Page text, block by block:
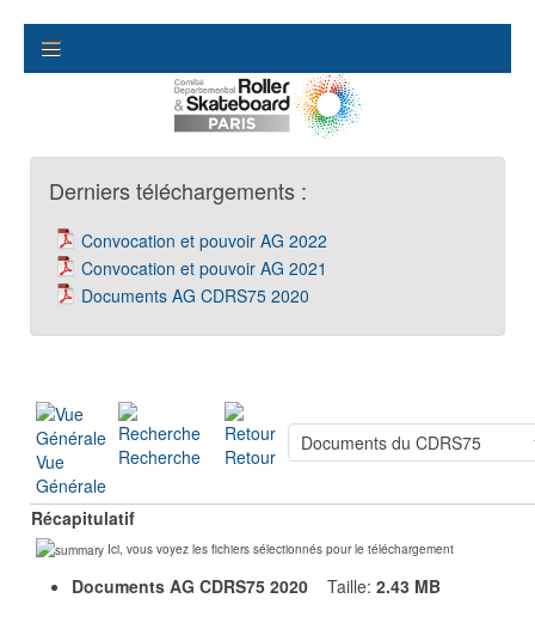
Derniers téléchargements :
Convocation et pouvoir AG 2022
Convocation et pouvoir AG 2021
Documents AG CDRS75 2020
Vue
Générale
Recherche Retour
Récapitulatif
Ici, vous voyez les fichiers sélectionnés pour le téléchargement
Documents AG CDRS75 2020 Taille: 2.43 MB